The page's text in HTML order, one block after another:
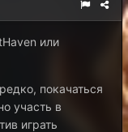
или
покачаться
участь в
играть